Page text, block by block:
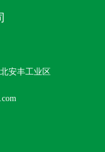
安丰工业区